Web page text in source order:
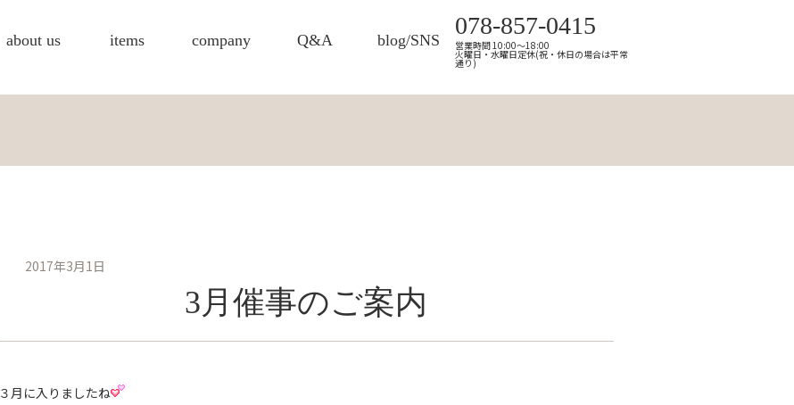
about us items company Q&A blog/SNS
078-857-0415
営業時間 10:00～18:00
火曜日・水曜日定休(祝・休日の場合は平常
通り)
2017年3月1日
3月催事のご案内
３月に入りましたね